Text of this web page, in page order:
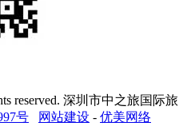
reserved. 深圳市中之旅国际旅
号 网站建设 - 优美网络